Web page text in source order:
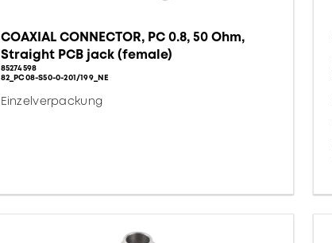
COAXIAL CONNECTOR, PC 0.8, 50 Ohm,
Straight PCB jack (female)
85274598
82_PC08-S50-0-201/199_NE
Einzelverpackung